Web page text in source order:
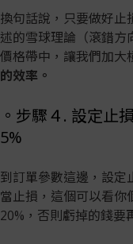
換句話說，只要做好止
述的雪球理論（滾錯方
價格帶中，讓我們加大
的效率。
。步驟４. 設定止
5%
到訂單參數這邊，設定
當止損，這個可以看你
20%，否則虧掉的錢要